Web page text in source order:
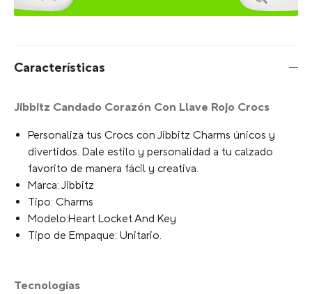
Características
Jibbitz Candado Corazón Con Llave Rojo Crocs
Personaliza tus Crocs con Jibbitz Charms únicos y
divertidos. Dale estilo y personalidad a tu calzado
favorito de manera fácil y creativa.
Marca: Jibbitz
Tipo: Charms
Modelo:Heart Locket And Key
Tipo de Empaque: Unitario.
Tecnologías